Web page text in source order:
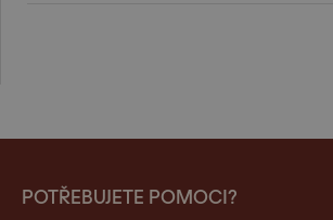
POTŘEBUJETE POMOCI?